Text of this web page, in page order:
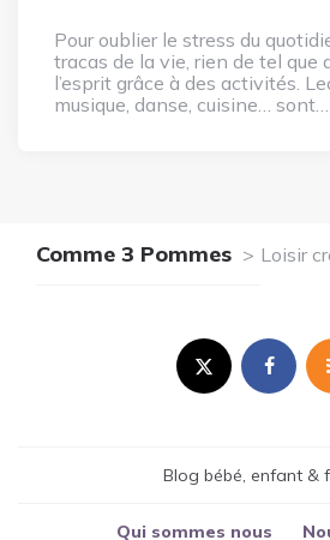
Pour oublier le stress du
tracas de la vie, rien de tel que
l’esprit grâce à des activités.
musique, danse, cuisine… sont…
Comme 3 Pommes Loisir
Blog bébé, enfant &
Qui sommes nous